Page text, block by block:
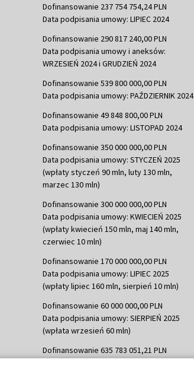
Dofinansowanie 237 754 754,24 PLN
Data podpisania umowy: LIPIEC 2024
Dofinansowanie 290 817 240,00 PLN
Data podpisania umowy i aneksów:
WRZESIEŃ 2024 i GRUDZIEŃ 2024
Dofinansowanie 539 800 000,00 PLN
Data podpisania umowy: PAŹDZIERNIK 2024
Dofinansowanie 49 848 800,00 PLN
Data podpisania umowy: LISTOPAD 2024
Dofinansowanie 350 000 000,00 PLN
Data podpisania umowy: STYCZEŃ 2025
(wpłaty styczeń 90 mln, luty 130 mln,
marzec 130 mln)
Dofinansowanie 300 000 000,00 PLN
Data podpisania umowy: KWIECIEŃ 2025
(wpłaty kwiecień 150 mln, maj 140 mln,
czerwiec 10 mln)
Dofinansowanie 170 000 000,00 PLN
Data podpisania umowy: LIPIEC 2025
(wpłaty lipiec 160 mln, sierpień 10 mln)
Dofinansowanie 60 000 000,00 PLN
Data podpisania umowy: SIERPIEŃ 2025
(wpłata wrzesień 60 mln)
Dofinansowanie 635 783 051,21 PLN